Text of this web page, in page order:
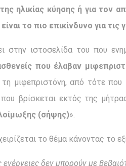
ηλικίας κύησης ή για τον
το πιο επικίνδυνο για τις
στην ιστοσελίδα του που
που έλαβαν
τη μιφεπριστόνη, από τότε
βρίσκεται εκτός της
(σήψης)».
το θέμα κάνοντας το
ενέργειες δεν μπορούν με